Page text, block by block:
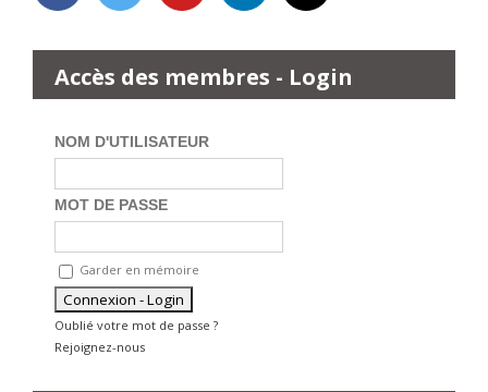
Accès des membres - Login
NOM D'UTILISATEUR
MOT DE PASSE
Garder en mémoire
Oublié votre mot de passe ?
Rejoignez-nous